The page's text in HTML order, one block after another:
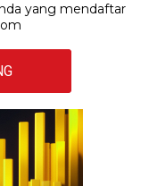
yang mendaftar